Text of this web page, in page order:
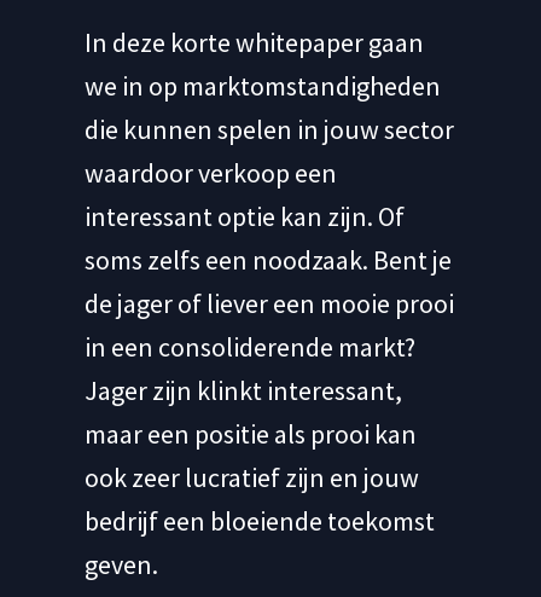
In deze korte whitepaper gaan
we in op marktomstandigheden
die kunnen spelen in jouw sector
waardoor verkoop een
interessant optie kan zijn. Of
soms zelfs een noodzaak. Bent je
de jager of liever een mooie prooi
in een consoliderende markt?
Jager zijn klinkt interessant,
maar een positie als prooi kan
ook zeer lucratief zijn en jouw
bedrijf een bloeiende toekomst
geven.